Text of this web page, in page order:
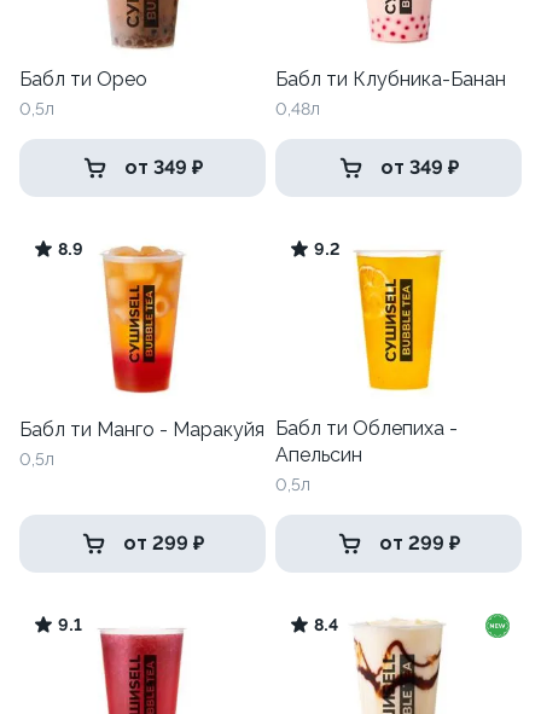
Бабл ти Орео
0,5л
от 349 ₽
Бабл ти Клубника-Банан
0,48л
от 349 ₽
8.9
Бабл ти Манго - Маракуйя
0,5л
от 299 ₽
9.2
Бабл ти Облепиха -
Апельсин
0,5л
от 299 ₽
9.1 8.4